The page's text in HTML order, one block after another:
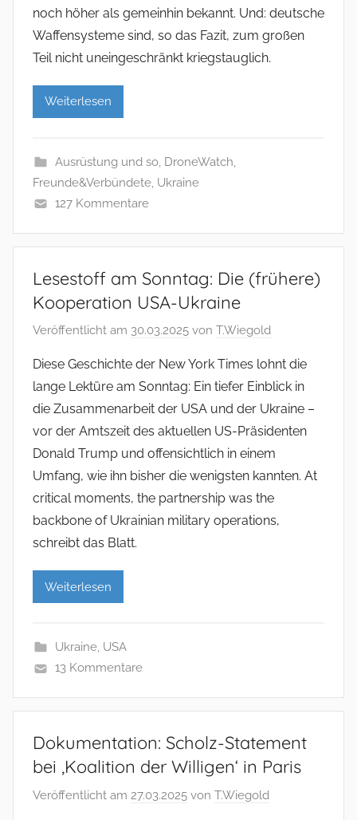
noch höher als gemeinhin bekannt. Und: deutsche
Waffensysteme sind, so das Fazit, zum großen
Teil nicht uneingeschränkt kriegstauglich.
Weiterlesen
Ausrüstung und so, DroneWatch
Freunde&Verbündete Ukraine
127 Kommentare
Lesestoff am Sonntag: Die (frühere)
Kooperation USA-Ukraine
Veröffentlicht am 30.03.2025 von T.Wiegold
Diese Geschichte der New York Times lohnt die
lange Lektüre am Sonntag: Ein tiefer Einblick in
die Zusammenarbeit der USA und der Ukraine –
vor der Amtszeit des aktuellen US-Präsidenten
Donald Trump und offensichtlich in einem
Umfang, wie ihn bisher die wenigsten kannten. At
critical moments, the partnership was the
backbone of Ukrainian military operations,
schreibt das Blatt.
Weiterlesen
Ukraine, USA
13 Kommentare
Dokumentation: Scholz-Statement
bei ‚Koalition der Willigen‘ in Paris
Veröffentlicht am 27.03.2025 von T.Wiegold